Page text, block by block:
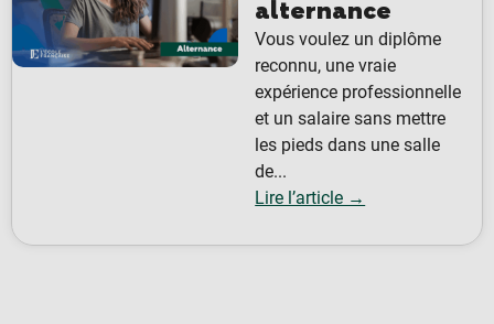
alternance
Vous voulez un diplôme
reconnu, une vraie
expérience professionnelle
et un salaire sans mettre
les pieds dans une salle
de...
Lire l’article →